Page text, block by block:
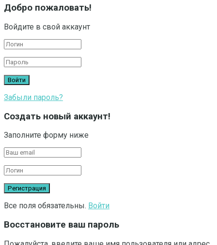
Добро пожаловать!
Войдите в свой аккаунт
Забыли пароль?
Создать новый аккаунт!
Заполните форму ниже
Все поля обязательны. Войти
Восстановите ваш пароль